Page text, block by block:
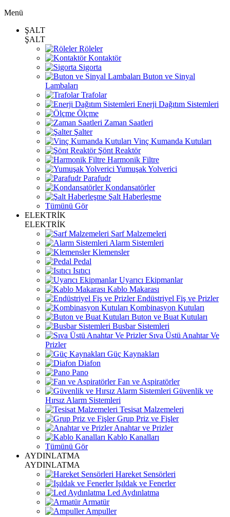
Menü
ŞALT
ŞALT
Röleler
Kontaktör
Sigorta
Buton ve Sinyal
Lambaları
Trafolar
Enerji Dağıtım Sistemleri
Ölçme
Zaman Saatleri
Şalter
Vinç Kumanda Kutuları
Şönt Reaktör
Harmonik Filtre
Yumuşak Yolverici
Parafudr
Kondansatörler
Şalt Haberleşme
Tümünü Gör
ELEKTRİK
ELEKTRİK
Sarf Malzemeleri
Alarm Sistemleri
Klemensler
Pedal
Isıtıcı
Uyarıcı Ekipmanlar
Kablo Makarası
Endüstriyel Fiş ve Prizler
Kombinasyon Kutuları
Buton ve Buat Kutuları
Busbar Sistemleri
Sıva Üstü Anahtar Ve
Prizler
Güç Kaynakları
Diafon
Pano
Fan ve Aspiratörler
Güvenlik ve
Hırsız Alarm Sistemleri
Tesisat Malzemeleri
Grup Priz ve Fişler
Anahtar ve Prizler
Kablo Kanalları
Tümünü Gör
AYDINLATMA
AYDINLATMA
Hareket Sensörleri
Işıldak ve Fenerler
Led Aydınlatma
Armatür
Ampuller